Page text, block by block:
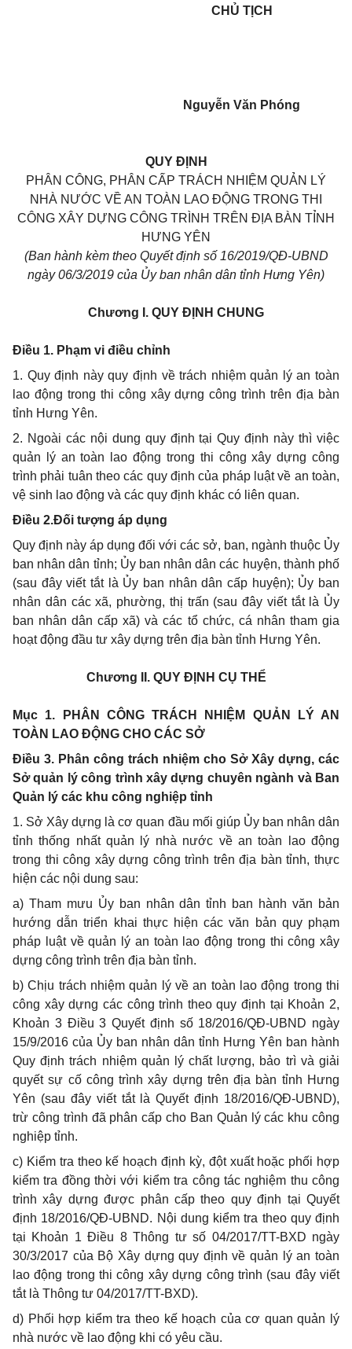
CHỦ TỊCH
Nguyễn Văn Phóng
QUY ĐỊNH
PHÂN CÔNG, PHÂN CẤP TRÁCH NHIỆM QUẢN LÝ
NHÀ NƯỚC VỀ AN TOÀN LAO ĐỘNG TRONG THI
CÔNG XÂY DỰNG CÔNG TRÌNH TRÊN ĐỊA BÀN TỈNH
HƯNG YÊN
(Ban hành kèm theo Quyết định số 16/2019/QĐ-UBND
ngày 06/3/2019 của Ủy ban nhân dân tỉnh Hưng Yên)
Chương I. QUY ĐỊNH CHUNG
Điều 1. Phạm vi điều chỉnh
1. Quy định này quy định về trách nhiệm quản lý an toàn
lao động trong thi công xây dựng công trình trên địa bàn
tỉnh Hưng Yên.
2. Ngoài các nội dung quy định tại Quy định này thì việc
quản lý an toàn lao động trong thi công xây dựng công
trình phải tuân theo các quy định của pháp luật về an toàn,
vệ sinh lao động và các quy định khác có liên quan.
Điều 2.Đối tượng áp dụng
Quy định này áp dụng đối với các sở, ban, ngành thuộc Ủy
ban nhân dân tỉnh; Ủy ban nhân dân các huyện, thành phố
(sau đây viết tắt là Ủy ban nhân dân cấp huyện); Ủy ban
nhân dân các xã, phường, thị trấn (sau đây viết tắt là Ủy
ban nhân dân cấp xã) và các tổ chức, cá nhân tham gia
hoạt động đầu tư xây dựng trên địa bàn tỉnh Hưng Yên.
Chương II. QUY ĐỊNH CỤ THỂ
Mục 1. PHÂN CÔNG TRÁCH NHIỆM QUẢN LÝ AN
TOÀN LAO ĐỘNG CHO CÁC SỞ
Điều 3. Phân công trách nhiệm cho Sở Xây dựng, các
Sở quản lý công trình xây dựng chuyên ngành và Ban
Quản lý các khu công nghiệp tỉnh
1. Sở Xây dựng là cơ quan đầu mối giúp Ủy ban nhân dân
tỉnh thống nhất quản lý nhà nước về an toàn lao động
trong thi công xây dựng công trình trên địa bàn tỉnh, thực
hiện các nội dung sau:
a) Tham mưu Ủy ban nhân dân tỉnh ban hành văn bản
hướng dẫn triển khai thực hiện các văn bản quy phạm
pháp luật về quản lý an toàn lao động trong thi công xây
dựng công trình trên địa bàn tỉnh.
b) Chịu trách nhiệm quản lý về an toàn lao động trong thi
công xây dựng các công trình theo quy định tại Khoản 2,
Khoản 3 Điều 3 Quyết định số 18/2016/QĐ-UBND ngày
15/9/2016 của Ủy ban nhân dân tỉnh Hưng Yên ban hành
Quy định trách nhiệm quản lý chất lượng, bảo trì và giải
quyết sự cố công trình xây dựng trên địa bàn tỉnh Hưng
Yên (sau đây viết tắt là Quyết định 18/2016/QĐ-UBND),
trừ công trình đã phân cấp cho Ban Quản lý các khu công
nghiệp tỉnh.
c) Kiểm tra theo kế hoạch định kỳ, đột xuất hoặc phối hợp
kiểm tra đồng thời với kiểm tra công tác nghiệm thu công
trình xây dựng được phân cấp theo quy định tại Quyết
định 18/2016/QĐ-UBND. Nội dung kiểm tra theo quy định
tại Khoản 1 Điều 8 Thông tư số 04/2017/TT-BXD ngày
30/3/2017 của Bộ Xây dựng quy định về quản lý an toàn
lao động trong thi công xây dựng công trình (sau đây viết
tắt là Thông tư 04/2017/TT-BXD).
d) Phối hợp kiểm tra theo kế hoạch của cơ quan quản lý
nhà nước về lao động khi có yêu cầu.